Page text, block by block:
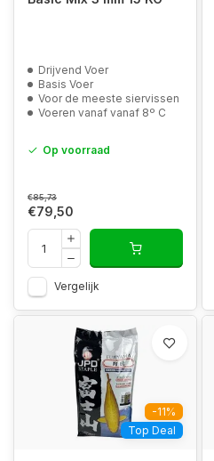
Drijvend Voer
Basis Voer
Voor de meeste siervissen
Voeren vanaf vanaf 8º C
Op voorraad
€85,73
€79,50
Vergelijk
-11%
Top Deal